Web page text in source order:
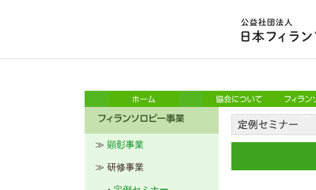
≫ 顕彰事業
≫ 研修事業